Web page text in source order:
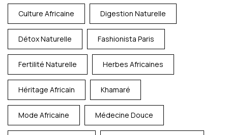
Culture Africaine Digestion Naturelle
Détox Naturelle Fashionista Paris
Fertilité Naturelle Herbes Africaines
Héritage Africain Khamaré
Mode Africaine Médecine Douce